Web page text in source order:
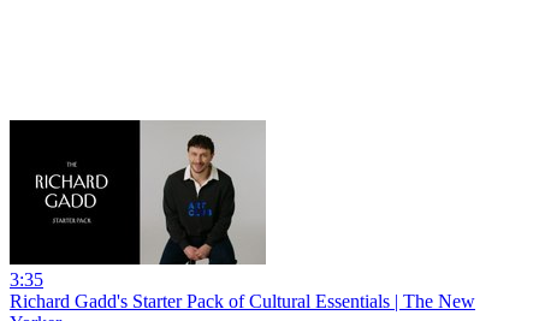
3:35
Richard Gadd's Starter Pack of Cultural Essentials | The New